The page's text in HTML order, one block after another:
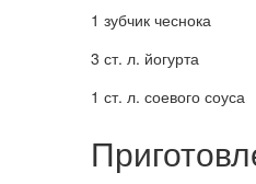
1 зубчик чеснока
3 ст. л. йогурта
1 ст. л. соевого соуса